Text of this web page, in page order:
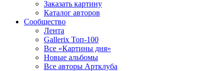
Заказать картину
Каталог авторов
Сообщество
Лента
Gallerix Топ-100
Все «Картины дня»
Новые альбомы
Все авторы Артклуба